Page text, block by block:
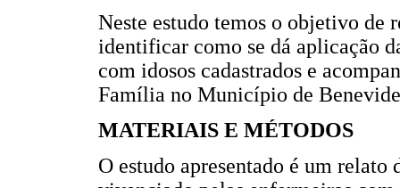
Neste estudo temos o objetivo de
identificar como se dá aplicação
com idosos cadastrados e
Família no Município de
MATERIAIS E MÉTODOS
O estudo apresentado é um